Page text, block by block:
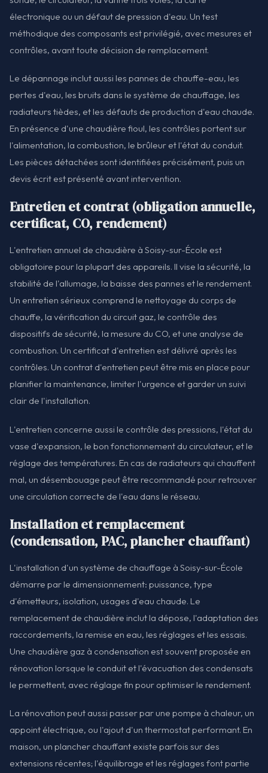
électronique ou un défaut de pression d'eau. Un test
méthodique des composants est privilégié, avec mesures et
contrôles, avant toute décision de remplacement.
Le dépannage inclut aussi les pannes de chauffe-eau, les
pertes d'eau, les bruits dans le système de chauffage, les
radiateurs tièdes, et les défauts de production d'eau chaude.
En présence d'une chaudière fioul, les contrôles portent sur
l'alimentation, la combustion, le brûleur et l'état du conduit.
Les pièces détachées sont identifiées précisément, puis un
devis écrit est présenté avant intervention.
Entretien et contrat (obligation annuelle,
certificat, CO, rendement)
L'entretien annuel de chaudière à Soisy-sur-École est
obligatoire pour la plupart des appareils. Il vise la sécurité, la
stabilité de l'allumage, la baisse des pannes et le rendement.
Un entretien sérieux comprend le nettoyage du corps de
chauffe, la vérification du circuit gaz, le contrôle des
dispositifs de sécurité, la mesure du CO, et une analyse de
combustion. Un certificat d'entretien est délivré après les
contrôles. Un contrat d'entretien peut être mis en place pour
planifier la maintenance, limiter l'urgence et garder un suivi
clair de l'installation.
L'entretien concerne aussi le contrôle des pressions, l'état du
vase d'expansion, le bon fonctionnement du circulateur, et le
réglage des températures. En cas de radiateurs qui chauffent
mal, un désembouage peut être recommandé pour retrouver
une circulation correcte de l'eau dans le réseau.
Installation et remplacement
(condensation, PAC, plancher chauffant)
L'installation d'un système de chauffage à Soisy-sur-École
démarre par le dimensionnement: puissance, type
d'émetteurs, isolation, usages d'eau chaude. Le
remplacement de chaudière inclut la dépose, l'adaptation des
raccordements, la remise en eau, les réglages et les essais.
Une chaudière gaz à condensation est souvent proposée en
rénovation lorsque le conduit et l'évacuation des condensats
le permettent, avec réglage fin pour optimiser le rendement.
La rénovation peut aussi passer par une pompe à chaleur, un
appoint électrique, ou l'ajout d'un thermostat performant. En
maison, un plancher chauffant existe parfois sur des
extensions récentes; l'équilibrage et les réglages font partie